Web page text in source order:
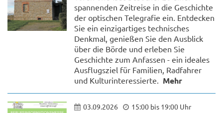
spannenden Zeitreise in die Geschichte
der optischen Telegrafie ein. Entdecken
Sie ein einzigartiges technisches
Denkmal, genießen Sie den Ausblick
über die Börde und erleben Sie
Geschichte zum Anfassen - ein ideales
Ausflugsziel für Familien, Radfahrer
und Kulturinteressierte. Mehr
03.09.2026 15:00 bis 19:00 Uhr